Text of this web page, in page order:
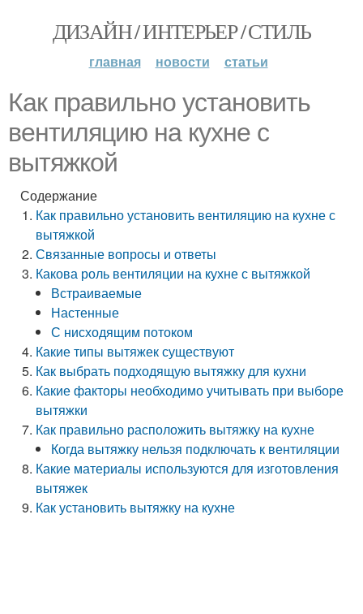
ДИЗАЙН / ИНТЕРЬЕР / СТИЛЬ
главная новости статьи
Как правильно установить
вентиляцию на кухне с
вытяжкой
Содержание
Как правильно установить вентиляцию на кухне с
вытяжкой
Связанные вопросы и ответы
Какова роль вентиляции на кухне с вытяжкой
Встраиваемые
Настенные
С нисходящим потоком
Какие типы вытяжек существуют
Как выбрать подходящую вытяжку для кухни
Какие факторы необходимо учитывать при выборе
вытяжки
Как правильно расположить вытяжку на кухне
Когда вытяжку нельзя подключать к вентиляции
Какие материалы используются для изготовления
вытяжек
Как установить вытяжку на кухне